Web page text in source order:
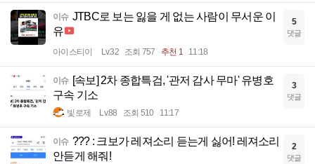
이슈 JTBC로 보는 잃을 게 없는 사람이 무서운 이
유
아이스티이 Lv.32 조회 757 추천 1 11:18
5
댓글
이슈 [속보] 2차 종합특검, '관저 감사 무마' 유병호
구속 기소
빛로제 Lv.88 조회 510 11:17
3
댓글
이슈 ??? : 크보가 레져소리 듣는게 싫어! 레져소리
안듣게 해줘!
2
댓글